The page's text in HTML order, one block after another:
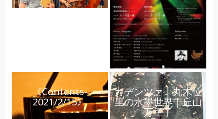
《Contents-
2021/2/15》
カデンツァ｜丸木位
里の水墨世界｜丘山
万里子